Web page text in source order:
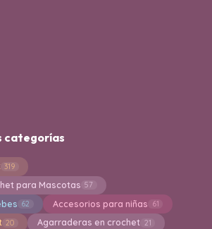
categorías
319
para Mascotas 57
62 Accesorios para niñas 61
20 Agarraderas en crochet 21